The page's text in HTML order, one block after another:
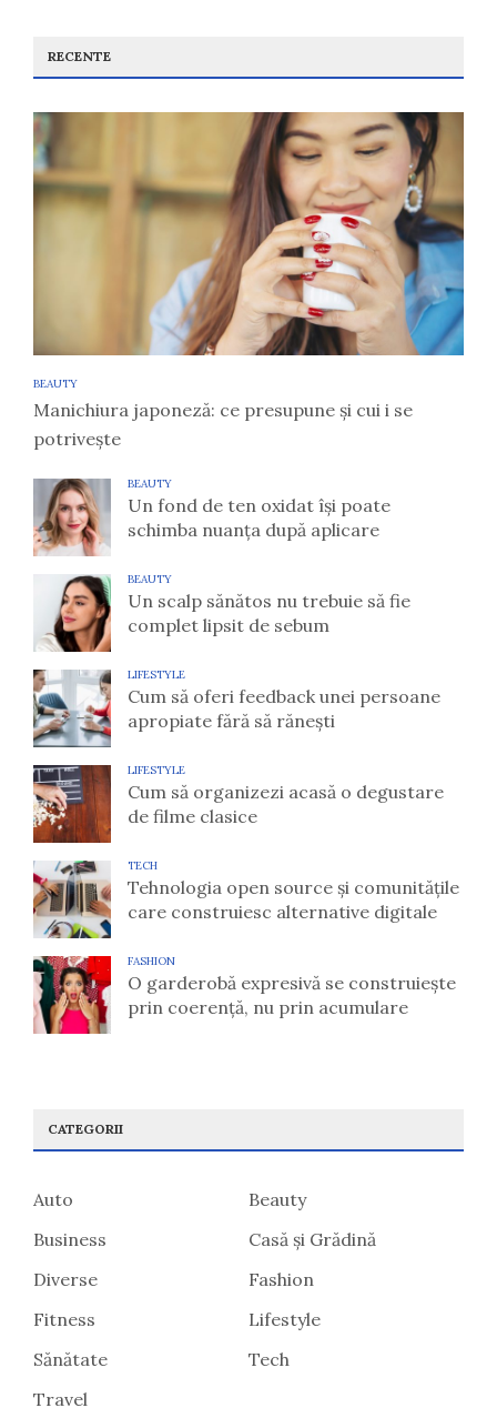
RECENTE
BEAUTY
Manichiura japoneză: ce presupune și cui i se
potrivește
BEAUTY
Un fond de ten oxidat își poate
schimba nuanța după aplicare
BEAUTY
Un scalp sănătos nu trebuie să fie
complet lipsit de sebum
LIFESTYLE
Cum să oferi feedback unei persoane
apropiate fără să rănești
LIFESTYLE
Cum să organizezi acasă o degustare
de filme clasice
TECH
Tehnologia open source și comunitățile
care construiesc alternative digitale
FASHION
O garderobă expresivă se construiește
prin coerență, nu prin acumulare
CATEGORII
Auto
Beauty
Business
Casă și Grădină
Diverse
Fashion
Fitness
Lifestyle
Sănătate
Tech
Travel